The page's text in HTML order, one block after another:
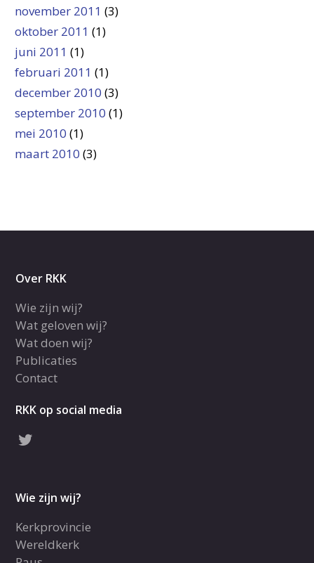
november 2011 (3)
oktober 2011 (1)
juni 2011 (1)
februari 2011 (1)
december 2010 (3)
september 2010 (1)
mei 2010 (1)
maart 2010 (3)
Over RKK
Wie zijn wij?
Wat geloven wij?
Wat doen wij?
Publicaties
Contact
RKK op social media
Wie zijn wij?
Kerkprovincie
Wereldkerk